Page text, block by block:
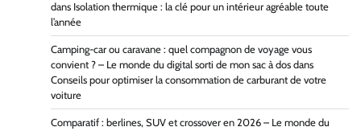
dans Isolation thermique : la clé pour un intérieur agréable toute
l’année
Camping-car ou caravane : quel compagnon de voyage vous
convient ? – Le monde du digital sorti de mon sac à dos dans
Conseils pour optimiser la consommation de carburant de votre
voiture
Comparatif : berlines, SUV et crossover en 2026 – Le monde du